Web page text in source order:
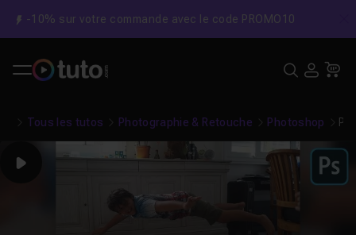
-10% sur votre commande avec le code PROMO10
Tous les tutos Photographie & Retouche Photoshop
Play